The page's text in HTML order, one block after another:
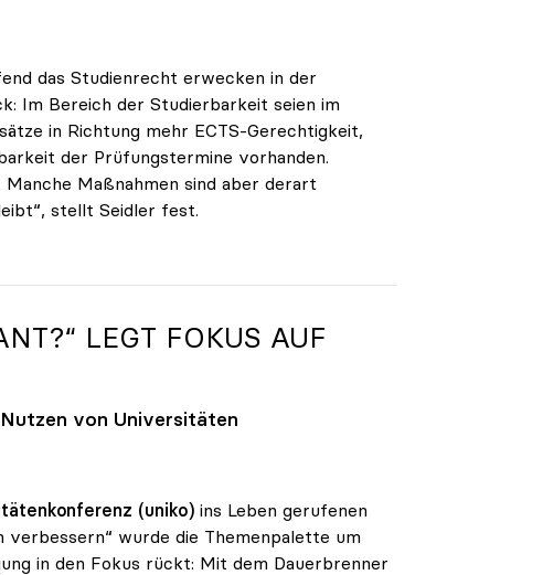
das Studienrecht erwecken in der
Im Bereich der Studierbarkeit seien im
in Richtung mehr ECTS-Gerechtigkeit,
der Prüfungstermine vorhanden.
Maßnahmen sind aber derart
stellt Seidler fest.
LEGT FOKUS AUF
von Universitäten
(uniko) ins Leben gerufenen
verbessern“ wurde die Themenpalette um
in den Fokus rückt: Mit dem Dauerbrenner